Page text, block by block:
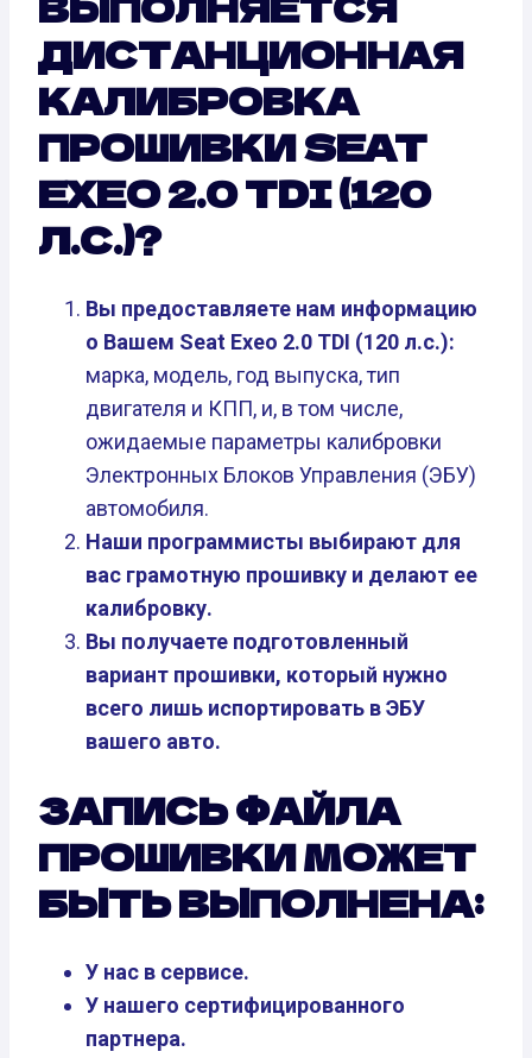
ДИСТАНЦИОННАЯ
КАЛИБРОВКА
ПРОШИВКИ SEAT
EXEO 2.0 TDI (120
Л.С.)?
Вы предоставляете нам информацию
о Вашем Seat Exeo 2.0 TDI (120 л.с.):
марка, модель, год выпуска, тип
двигателя и КПП, и, в том числе,
ожидаемые параметры калибровки
Электронных Блоков Управления (ЭБУ)
автомобиля.
Наши программисты выбирают для
вас грамотную прошивку и делают ее
калибровку.
Вы получаете подготовленный
вариант прошивки, который нужно
всего лишь испортировать в ЭБУ
вашего авто.
ЗАПИСЬ ФАЙЛА
ПРОШИВКИ МОЖЕТ
БЫТЬ ВЫПОЛНЕНА:
У нас в сервисе.
У нашего сертифицированного
партнера.